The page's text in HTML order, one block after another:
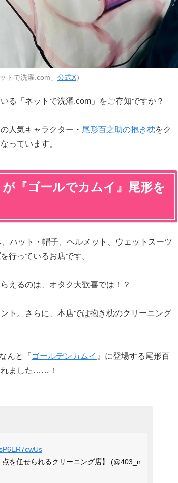
トで洗濯.com」 公式X）
る「ネットで洗濯.com」をご存知ですか？
人気キャラクター・ 尾形百之助の抱き枕をク
っています。
が『ゴールでカムイ』尾形を
ハット・帽子、ヘルメット、ウェットスーツ
を行っているお店です。
えるのは、オタク大歓喜では！？
ト。さらに、本店では抱き枕のクリーニング
んと『 ゴールデンカムイ 』に登場する尾形百
れました……！
を任せられるクリーニング店】 (@403_n